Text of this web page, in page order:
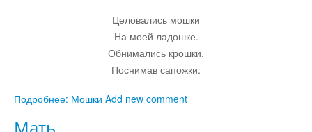
Целовались мошки
На моей ладошке.
Обнимались крошки,
Поснимав сапожки.
Подробнее: Мошки Add new comment